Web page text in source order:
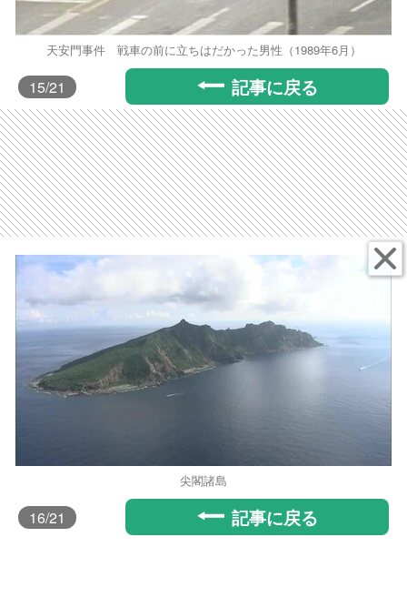
天安門事件 戦車の前に立ちはだかった男性（1989年6月）
15/21 記事に戻る
尖閣諸島
16/21 記事に戻る